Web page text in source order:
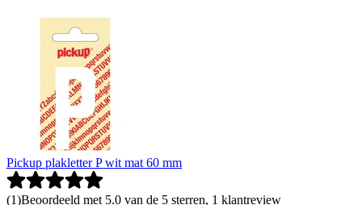
Pickup plakletter P wit mat 60 mm
(1)Beoordeeld met 5.0 van de 5 sterren, 1 klantreview